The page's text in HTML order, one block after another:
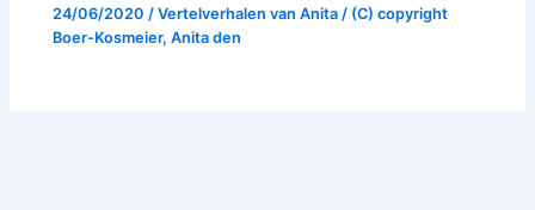
24/06/2020 /Vertelverhalen van Anita / (C) copyright
Boer-Kosmeier, Anita den